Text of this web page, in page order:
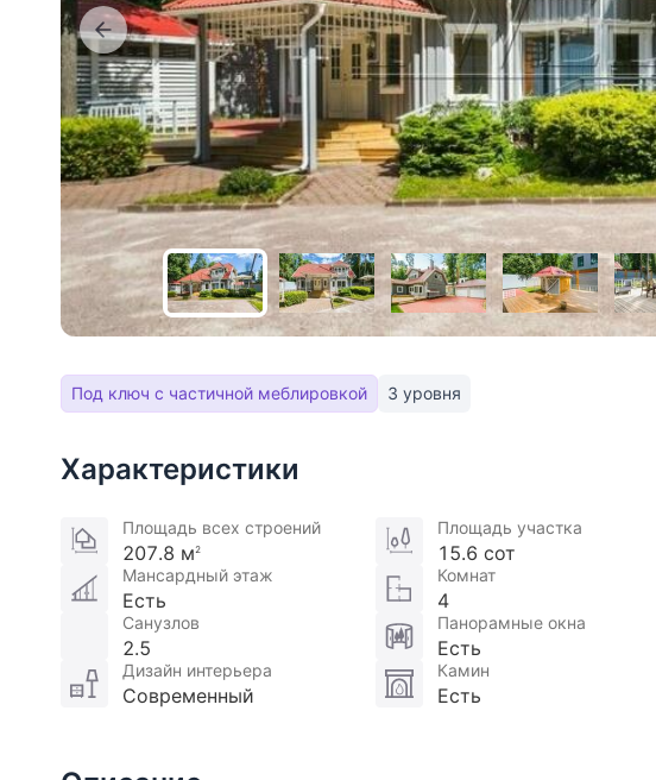
Под ключ с частичной меблировкой 3 уровня
Характеристики
Площадь всех строений
207.8 м 2
Площадь участка
15.6 сот
Мансардный этаж
Есть
Комнат
4
Санузлов
2.5
Панорамные окна
Есть
Дизайн интерьера
Современный
Камин
Есть